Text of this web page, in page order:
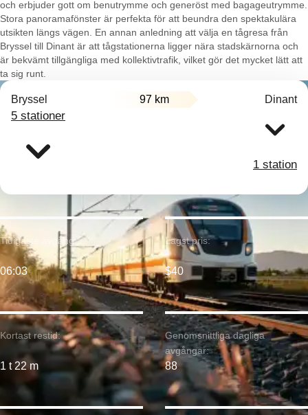
och erbjuder gott om benutrymme och generöst med bagageutrymme.
Stora panoramafönster är perfekta för att beundra den spektakulära
utsikten längs vägen. En annan anledning att välja en tågresa från
Bryssel till Dinant är att tågstationerna ligger nära stadskärnorna och
är bekvämt tillgängliga med kollektivtrafik, vilket gör det mycket lätt att
ta sig runt.
Bryssel 97 km Dinant
5 stationer
1 station
Kortast restid:
1 t 22 m
Tidigaste avgång:
06:03
Lägst pris:
$40
Genomsnittliga dagliga
avgångar:
88